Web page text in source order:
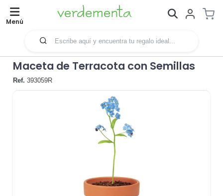
Menú
Maceta de Terracota con Semillas
Ref. 393059R